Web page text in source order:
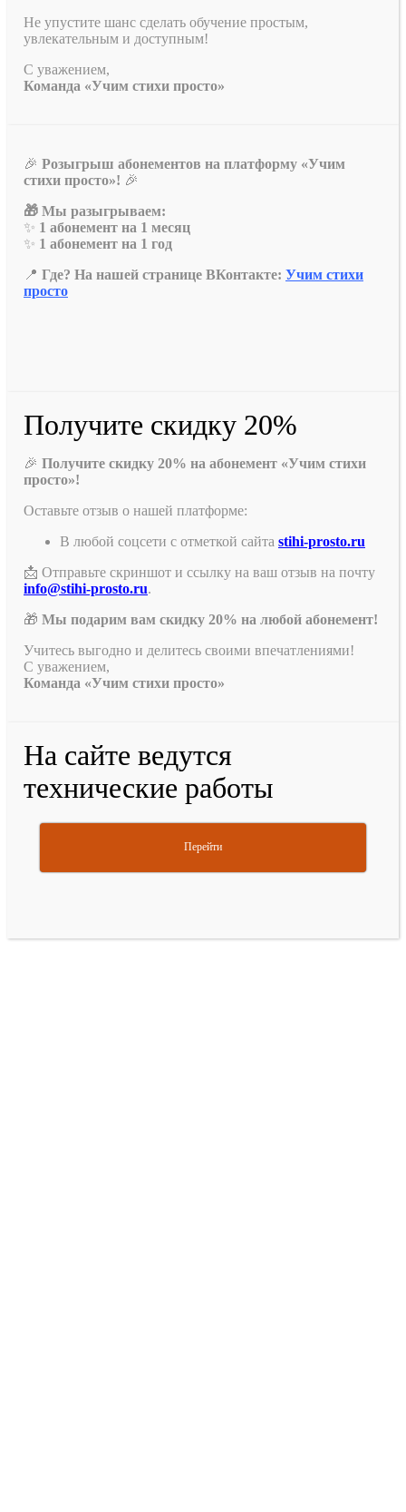
Не упустите шанс сделать обучение простым,
увлекательным и доступным!
С уважением,
Команда «Учим стихи просто»
🎉 Розыгрыш абонементов на платформу «Учим
стихи просто»! 🎉
🎁 Мы разыгрываем:
✨ 1 абонемент на 1 месяц
✨ 1 абонемент на 1 год
📍 Где? На нашей странице ВКонтакте: Учим стихи
просто
Получите скидку 20%
🎉 Получите скидку 20% на абонемент «Учим стихи
просто»!
Оставьте отзыв о нашей платформе:
В любой соцсети с отметкой сайта stihi-prosto.ru
📩 Отправьте скриншот и ссылку на ваш отзыв на почту
info@stihi-prosto.ru.
🎁 Мы подарим вам скидку 20% на любой абонемент!
Учитесь выгодно и делитесь своими впечатлениями!
С уважением,
Команда «Учим стихи просто»
На сайте ведутся
технические работы
Перейти